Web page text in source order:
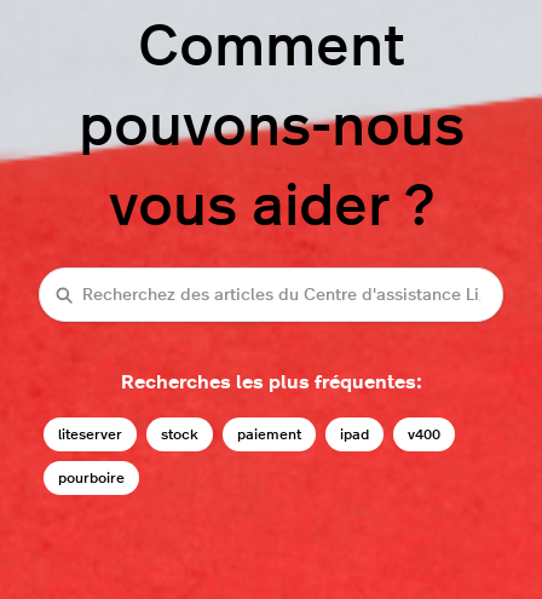
Comment
pouvons-nous
vous aider ?
Recherche
Recherches les plus fréquentes:
liteserver stock paiement ipad v400
pourboire